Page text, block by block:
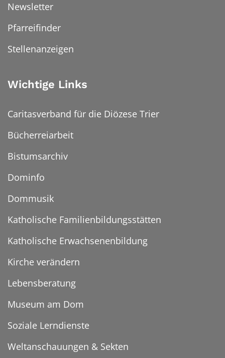
Newsletter
Pfarreifinder
Stellenanzeigen
Wichtige Links
Caritasverband für die Diözese Trier
Bücherreiarbeit
Bistumsarchiv
Dominfo
Dommusik
Katholische Familienbildungsstätten
Katholische Erwachsenenbildung
Kirche verändern
Lebensberatung
Museum am Dom
Soziale Lerndienste
Weltanschauungen & Sekten